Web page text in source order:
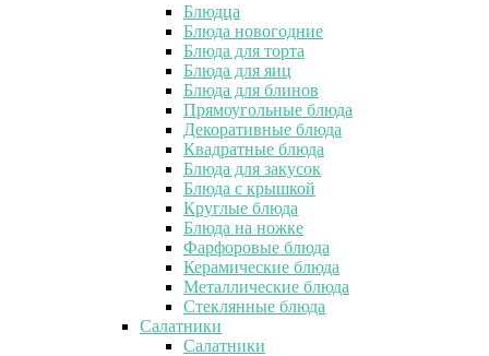
Блюдца
Блюда новогодние
Блюда для торта
Блюда для яиц
Блюда для блинов
Прямоугольные блюда
Декоративные блюда
Квадратные блюда
Блюда для закусок
Блюда с крышкой
Круглые блюда
Блюда на ножке
Фарфоровые блюда
Керамические блюда
Металлические блюда
Стеклянные блюда
Салатники
Салатники